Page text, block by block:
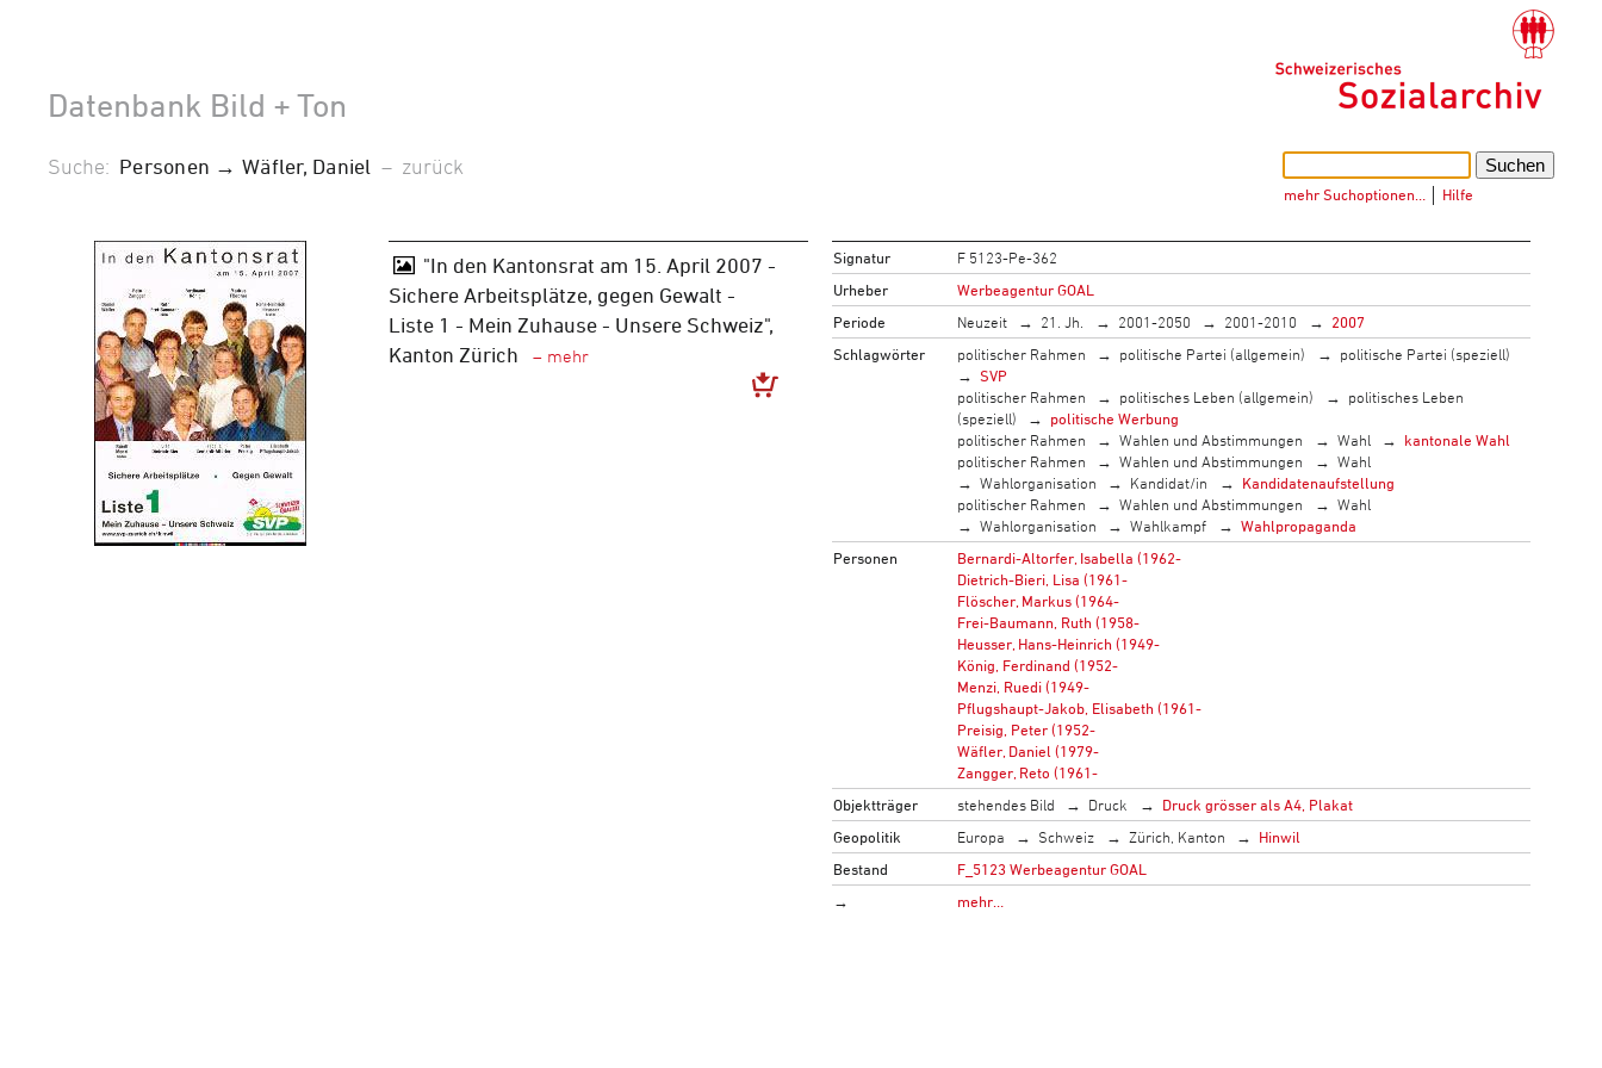
Datenbank Bild + Ton
mehr Suchoptionen… Hilfe
Suche: Personen → Wäfler, Daniel – zurück
"In den Kantonsrat am 15. April 2007 -
Sichere Arbeitsplätze, gegen Gewalt -
Liste 1 - Mein Zuhause - Unsere Schweiz",
Kanton Zürich
Signatur
F 5123-Pe-362
Urheber
Werbeagentur GOAL
Periode
Neuzeit 21. Jh. 2001-2050 2001-2010
2007
Schlagwörter
politischer Rahmen politische Partei (allgemein)
politische Partei (speziell)
SVP
politischer Rahmen
politisches Leben (allgemein)
politisches Leben
(speziell)
politische Werbung
politischer Rahmen
Wahlen und Abstimmungen Wahl
kantonale Wahl
politischer Rahmen
Wahlen und Abstimmungen
Wahl
Wahlorganisation
Kandidat/in
Kandidatenaufstellung
politischer Rahmen
Wahlen und Abstimmungen
Wahl
Wahlorganisation
Wahlkampf
Wahlpropaganda
Personen
Bernardi-Altorfer, Isabella (1962-
Dietrich-Bieri, Lisa (1961-
Flöscher, Markus (1964-
Frei-Baumann, Ruth (1958-
Heusser, Hans-Heinrich (1949-
König, Ferdinand (1952-
Menzi, Ruedi (1949-
Pflugshaupt-Jakob, Elisabeth (1961-
Preisig, Peter (1952-
Wäfler, Daniel (1979-
Zangger, Reto (1961-
Objektträger
stehendes Bild Druck
Druck grösser als A4, Plakat
Geopolitik
Europa Schweiz Zürich, Kanton
Hinwil
Bestand
F_5123 Werbeagentur GOAL
→
mehr…